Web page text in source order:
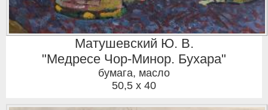
Матушевский Ю. В.
"Медресе Чор-Минор. Бухара"
бумага, масло
50,5 x 40